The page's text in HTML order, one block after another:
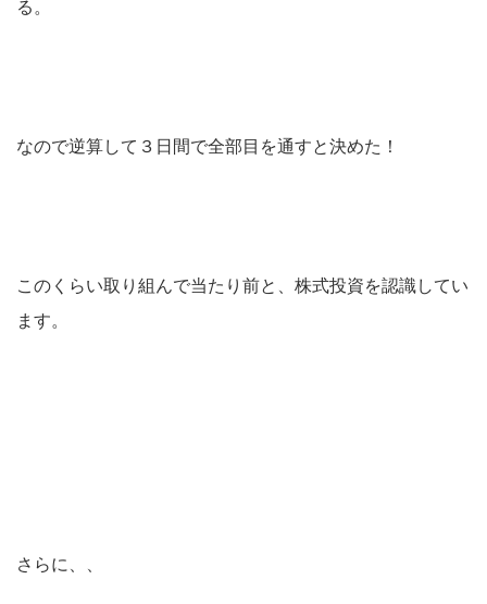
る。
なので逆算して３日間で全部目を通すと決めた！
このくらい取り組んで当たり前と、株式投資を認識してい
ます。
さらに、、